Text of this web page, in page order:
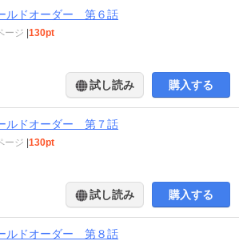
ルドオーダー 第６話
ージ |130pt
試し読み 購入する
ルドオーダー 第７話
ージ |130pt
試し読み 購入する
ルドオーダー 第８話